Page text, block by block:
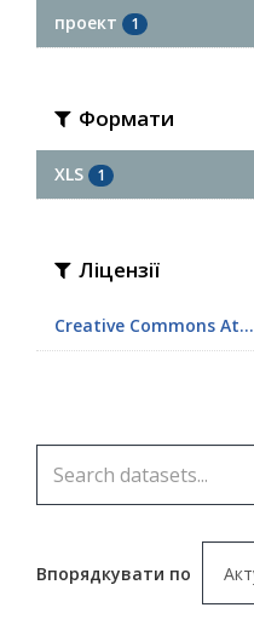
проект 1
Формати
XLS 1
Ліцензії
Creative Commons At...
Впорядкувати по